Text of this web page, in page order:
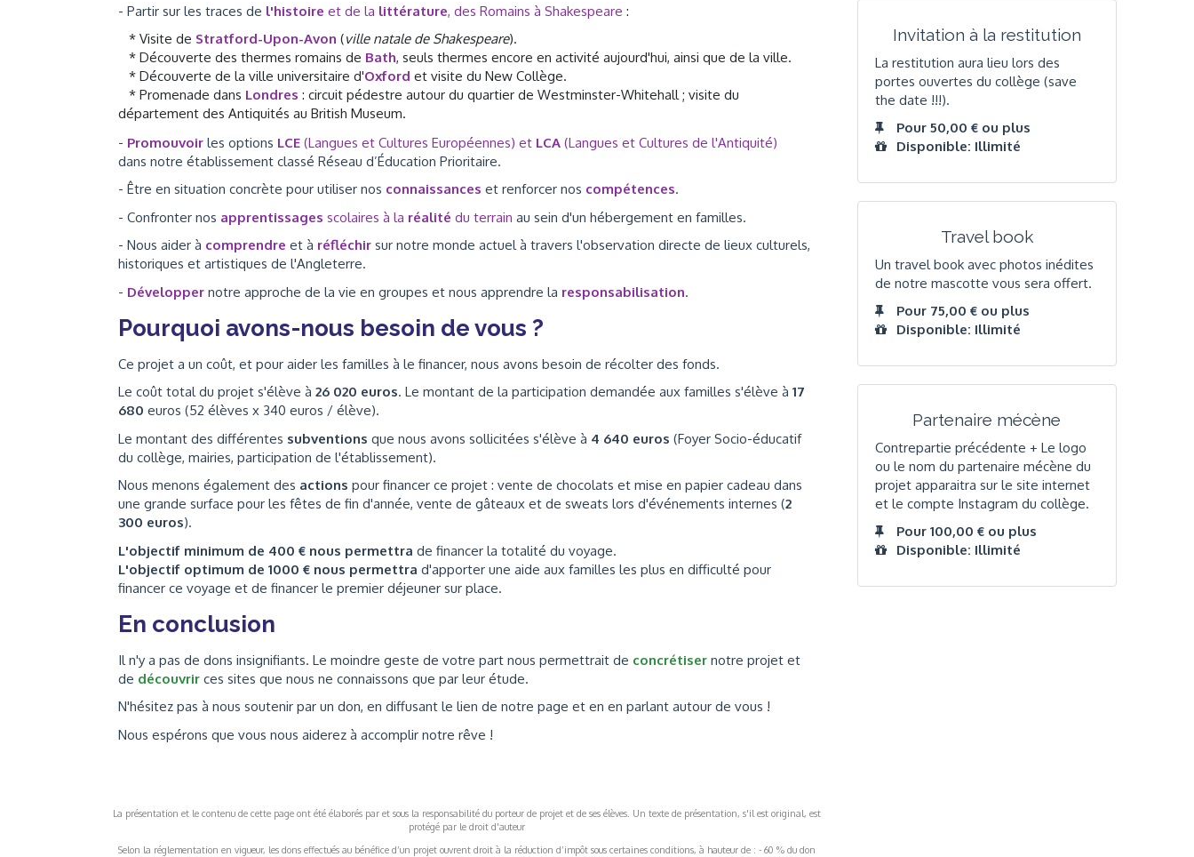
- Partir sur les traces de l'histoire et de la littérature, des Romains à Shakespeare :
* Visite de Stratford-Upon-Avon (ville natale de Shakespeare).
* Découverte des thermes romains de Bath, seuls thermes encore en activité aujourd'hui, ainsi que de la ville.
* Découverte de la ville universitaire d'Oxford et visite du New Collège.
* Promenade dans Londres : circuit pédestre autour du quartier de Westminster-Whitehall ; visite du
département des Antiquités au British Museum.
- Promouvoir les options LCE (Langues et Cultures Européennes) et LCA (Langues et Cultures de l'Antiquité)
dans notre établissement classé Réseau d’Éducation Prioritaire.
- Être en situation concrète pour utiliser nos connaissances et renforcer nos compétences.
- Confronter nos apprentissages scolaires à la réalité du terrain au sein d'un hébergement en familles.
- Nous aider à comprendre et à réfléchir sur notre monde actuel à travers l'observation directe de lieux culturels,
historiques et artistiques de l'Angleterre.
- Développer notre approche de la vie en groupes et nous apprendre la responsabilisation.
Pourquoi avons-nous besoin de vous ?
Ce projet a un coût, et pour aider les familles à le financer, nous avons besoin de récolter des fonds.
Le coût total du projet s'élève à 26 020 euros. Le montant de la participation demandée aux familles s'élève à 17
680 euros (52 élèves x 340 euros / élève).
Le montant des différentes subventions que nous avons sollicitées s'élève à 4 640 euros (Foyer Socio-éducatif
du collège, mairies, participation de l'établissement).
Nous menons également des actions pour financer ce projet : vente de chocolats et mise en papier cadeau dans
une grande surface pour les fêtes de fin d'année, vente de gâteaux et de sweats lors d'événements internes (2
300 euros).
L'objectif minimum de 400 € nous permettra de financer la totalité du voyage.
L'objectif optimum de 1000 € nous permettra d'apporter une aide aux familles les plus en difficulté pour
financer ce voyage et de financer le premier déjeuner sur place.
En conclusion
Il n'y a pas de dons insignifiants. Le moindre geste de votre part nous permettrait de concrétiser notre projet et
de découvrir ces sites que nous ne connaissons que par leur étude.
N'hésitez pas à nous soutenir par un don, en diffusant le lien de notre page et en en parlant autour de vous !
Nous espérons que vous nous aiderez à accomplir notre rêve !
La présentation et le contenu de cette page ont été élaborés par et sous la responsabilité du porteur de projet et de ses élèves. Un texte de présentation, s'il est original, est
protégé par le droit d'auteur
Selon la réglementation en vigueur, les dons effectués au bénéfice d’un projet ouvrent droit à la réduction d’impôt sous certaines conditions, à hauteur de : - 60 % du don
Invitation à la restitution
La restitution aura lieu lors des
portes ouvertes du collège (save
the date !!!).
Pour 50,00 € ou plus
Disponible: Illimité
Travel book
Un travel book avec photos inédites
de notre mascotte vous sera offert.
Pour 75,00 € ou plus
Disponible: Illimité
Partenaire mécène
Contrepartie précédente + Le logo
ou le nom du partenaire mécène du
projet apparaitra sur le site internet
et le compte Instagram du collège.
Pour 100,00 € ou plus
Disponible: Illimité